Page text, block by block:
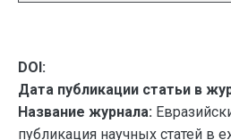
DOI:
Дата публикации статьи в
Название журнала:
публикация научных статей в